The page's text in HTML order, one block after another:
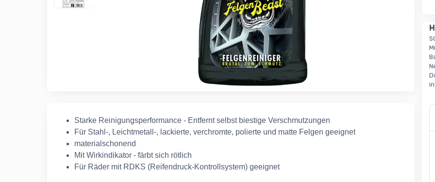
Starke Reinigungsperformance - Entfernt selbst biestige Verschmutzungen
Für Stahl-, Leichtmetall-, lackierte, verchromte, polierte und matte Felgen geeignet
materialschonend
Mit Wirkindikator - färbt sich rötlich
Für Räder mit RDKS (Reifendruck-Kontrollsystem) geeignet